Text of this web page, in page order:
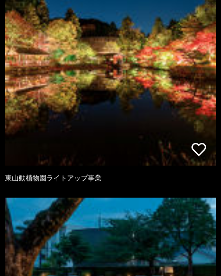
東山動植物園ライトアップ事業